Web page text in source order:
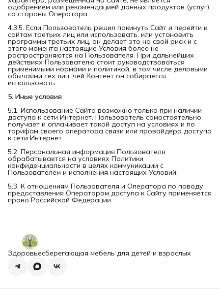
одобрением или рекомендацией данных продуктов (услуг)
со стороны Оператора.
4.3.5. Если Пользователь решил покинуть Сайт и перейти к
сайтам третьих лиц или использовать, или установить
программы третьих лиц, он делает это на свой риск и с
этого момента настоящие Условия более не
распространяются на Пользователя. При дальнейших
действиях Пользователю стоит руководствоваться
применимыми нормами и политикой, в том числе деловыми
обычаями тех лиц, чей Контент он собирается
использовать.
5. Иные условия
5.1. Использование Сайта возможно только при наличии
доступа к сети Интернет. Пользователь самостоятельно
получает и оплачивает такой доступ на условиях и по
тарифам своего оператора связи или провайдера доступа
к сети Интернет.
5.2. Персональная информация Пользователя
обрабатывается на условиях Политики
конфиденциальности в целях коммуникации с
Пользователем и исполнения настоящих Условий.
5.3. К отношениям Пользователя и Оператора по поводу
предоставления Оператором доступа к Сайту применяется
право Российской Федерации.
Здоровьесберегающая мебель для детей и взрослых